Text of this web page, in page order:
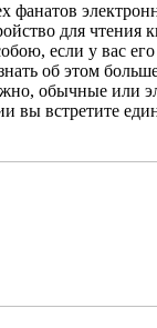
фанатов
для чтения
если у вас
об этом
обычные или
вы встретите